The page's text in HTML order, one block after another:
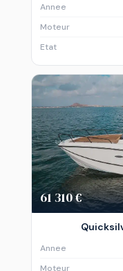
Annee
Moteur
Etat
61 310 €
Annee
Moteur